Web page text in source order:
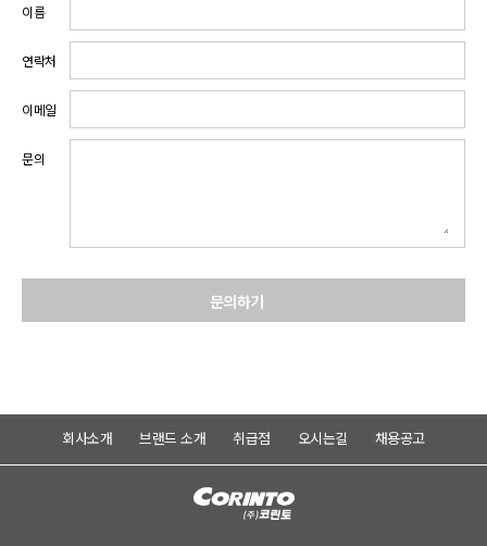
이름
연락처
이메일
문의
문의하기
회사소개 브랜드 소개 취급점 오시는길 채용공고